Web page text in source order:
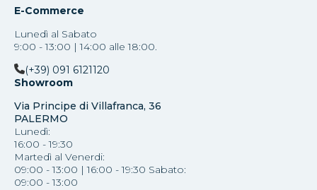
E-Commerce
Lunedì al Sabato
9:00 - 13:00 | 14:00 alle 18:00.
(+39) 091 6121120
Showroom
Via Principe di Villafranca, 36
PALERMO
Lunedì:
16:00 - 19:30
Martedì al Venerdi:
09:00 - 13:00 | 16:00 - 19:30 Sabato:
09:00 - 13:00